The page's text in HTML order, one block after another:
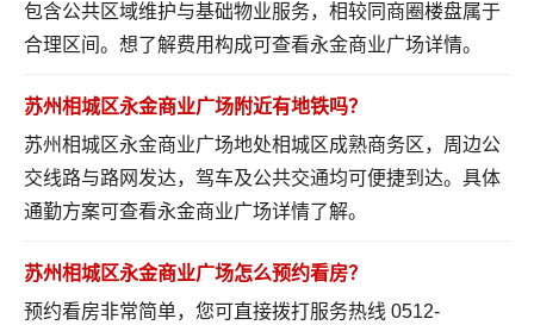
包含公共区域维护与基础物业服务，相较同商圈楼盘属于
合理区间。想了解费用构成可查看永金商业广场详情。
苏州相城区永金商业广场附近有地铁吗？
苏州相城区永金商业广场地处相城区成熟商务区，周边公
交线路与路网发达，驾车及公共交通均可便捷到达。具体
通勤方案可查看永金商业广场详情了解。
苏州相城区永金商业广场怎么预约看房？
预约看房非常简单，您可直接拨打服务热线 0512-